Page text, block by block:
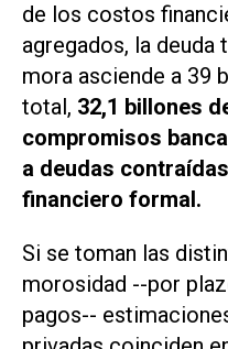
de los costos
agregados, la
mora asciende a 39
total, 32,1 billones
compromisos
a deudas
financiero formal.
Si se toman las
morosidad --por
pagos--